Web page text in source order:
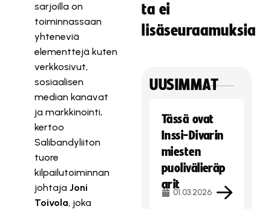
sarjoilla on
toiminnassaan
yhteneviä
elementtejä kuten
verkkosivut,
sosiaalisen
median kanavat
ja markkinointi,
kertoo
Salibandyliiton
tuore
kilpailutoiminnan
johtajaJoni
Toivola, joka
ta ei
lisäseuraamuksia
UUSIMMAT
Tässä ovat
Inssi-Divarin
miesten
puolivälieräp
arit
01.03.2026